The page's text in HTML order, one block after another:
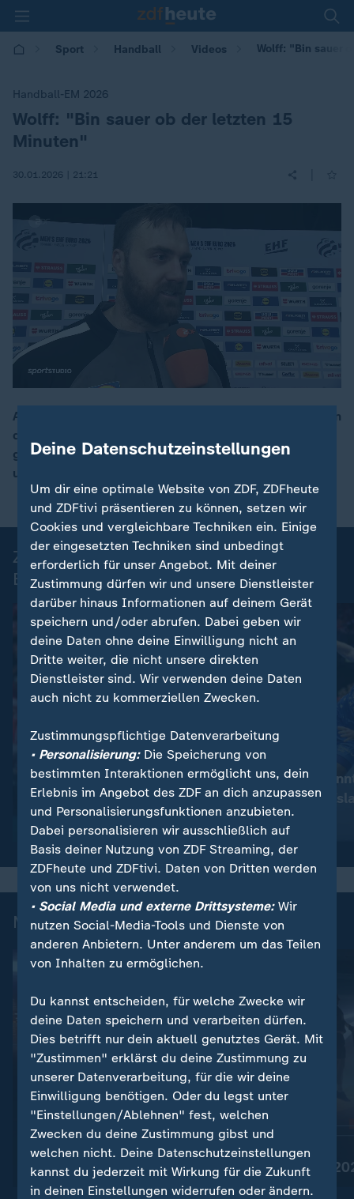
Sport Handball Videos Wolff: "Bin sauer
Handball-EM 2026
:
Wolff: "Bin sauer ob der letzten 15
Minuten"
30.01.2026 | 21:21
00:15
Andreas Wolff ärgerte sich wegen der Nachlässigkeiten
der deutschen Mannschaft gegen Ende des Halbfinals
gegen Kroatien. Weitere Stimmen von Alfred Gislason
und Renars Uscins.
Zusammenfassungen der Handball-
EM 2026
Handball:
Dänemark im Finale zu stark
für DHB-Team
Handball
Kroatien
Finale gegen
Mehr zur Handball-EM
Köster & Knorr - Auf dem
Weg an die Handball-
Weltspitze
Thema
Handball-EM
Deine Datenschutzeinstellungen
Um dir eine optimale Website von ZDF, ZDFheute
und ZDFtivi präsentieren zu können, setzen wir
Cookies und vergleichbare Techniken ein. Einige
der eingesetzten Techniken sind unbedingt
erforderlich für unser Angebot. Mit deiner
Zustimmung dürfen wir und unsere Dienstleister
darüber hinaus Informationen auf deinem Gerät
speichern und/oder abrufen. Dabei geben wir
deine Daten ohne deine Einwilligung nicht an
Dritte weiter, die nicht unsere direkten
Dienstleister sind. Wir verwenden deine Daten
auch nicht zu kommerziellen Zwecken.
Zustimmungspflichtige Datenverarbeitung
• Personalisierung:Die Speicherung von
bestimmten Interaktionen ermöglicht uns, dein
Erlebnis im Angebot des ZDF an dich anzupassen
und Personalisierungsfunktionen anzubieten.
Dabei personalisieren wir ausschließlich auf
Basis deiner Nutzung von ZDF Streaming, der
ZDFheute und ZDFtivi. Daten von Dritten werden
von uns nicht verwendet.
• Social Media und externe Drittsysteme:Wir
nutzen Social-Media-Tools und Dienste von
anderen Anbietern. Unter anderem um das Teilen
von Inhalten zu ermöglichen.
Du kannst entscheiden, für welche Zwecke wir
deine Daten speichern und verarbeiten dürfen.
Dies betrifft nur dein aktuell genutztes Gerät. Mit
"Zustimmen" erklärst du deine Zustimmung zu
unserer Datenverarbeitung, für die wir deine
Einwilligung benötigen. Oder du legst unter
"Einstellungen/Ablehnen" fest, welchen
Zwecken du deine Zustimmung gibst und
welchen nicht. Deine Datenschutzeinstellungen
kannst du jederzeit mit Wirkung für die Zukunft
in deinen Einstellungen widerrufen oder ändern.